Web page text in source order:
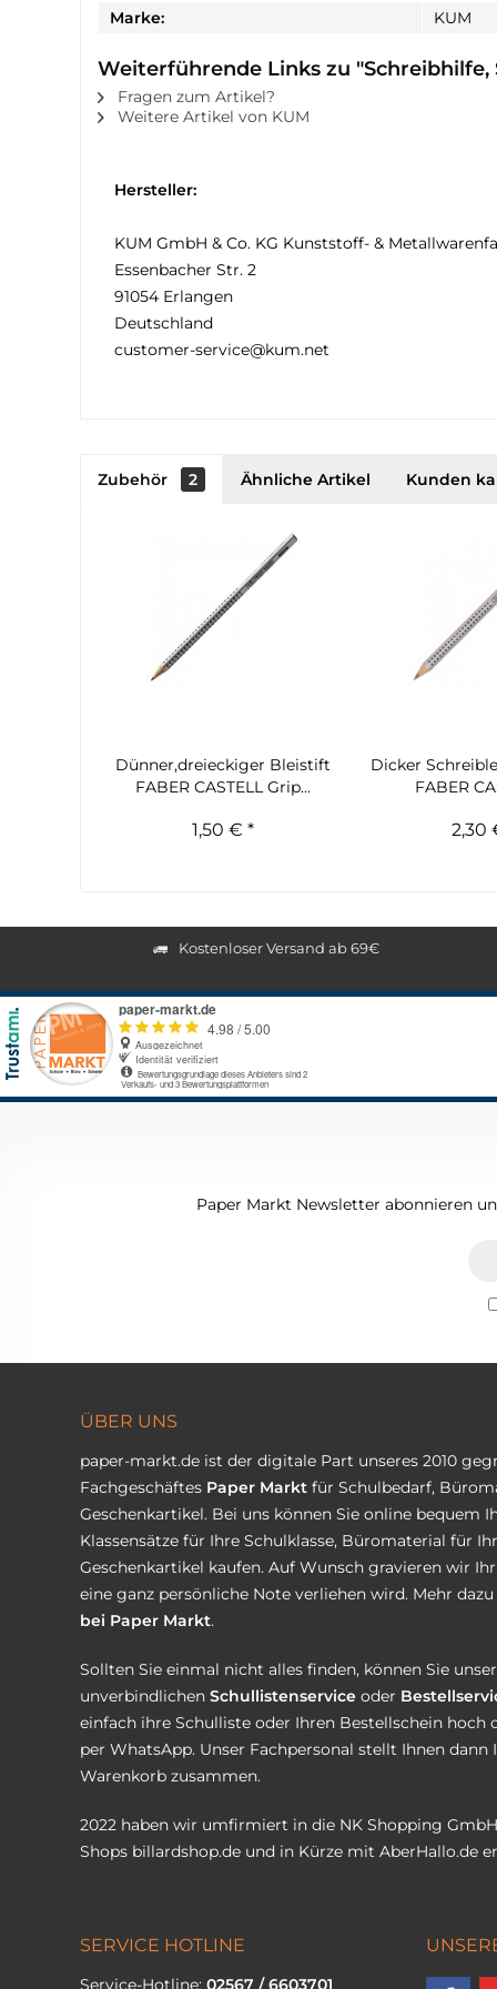
Marke: KUM
Weiterführende Links zu
Fragen zum Artikel?
Weitere Artikel von KUM
Hersteller:
KUM GmbH & Co. KG Kunststoff- &
Essenbacher Str. 2
91054 Erlangen
Deutschland
customer-service@kum.net
Zubehör 2 Ähnliche Artikel Kunden
Dünner,dreieckiger Bleistift
FABER CASTELL Grip...
1,50 € *
Dicker
FABER
2,30
Kostenloser Versand ab 69€
Paper Markt Newsletter abonnieren
ÜBER UNS
paper-markt.de ist der digitale Part unseres 2010
Fachgeschäftes Paper Markt für Schulbedarf,
Geschenkartikel. Bei uns können Sie online bequem
Klassensätze für Ihre Schulklasse, Büromaterial für
Geschenkartikel kaufen. Auf Wunsch gravieren wir
eine ganz persönliche Note verliehen wird. Mehr
bei Paper Markt.
Sollten Sie einmal nicht alles finden, können Sie
unverbindlichen Schullistenservice oder
einfach ihre Schulliste oder Ihren Bestellschein hoch
per WhatsApp. Unser Fachpersonal stellt Ihnen dann
Warenkorb zusammen.
2022 haben wir umfirmiert in die NK Shopping
Shops billardshop.de und in Kürze mit AberHallo.de
SERVICE HOTLINE
Service-Hotline: 02567 / 6603701